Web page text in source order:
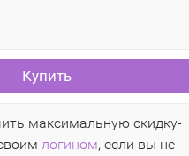
Купить
максимальную скидку-
логином, если вы не